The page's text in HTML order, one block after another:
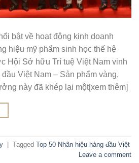
bật về hoạt động kinh doanh
hiệu mỹ phẩm sinh học thế hệ
Hội Sở hữu Trí tuệ Việt Nam vinh
Việt Nam – Sản phẩm vàng,
này đã khép lại một[xem thêm]
Tagged Top 50 Nhãn hiệu hàng đầu Việt
Leave a comment